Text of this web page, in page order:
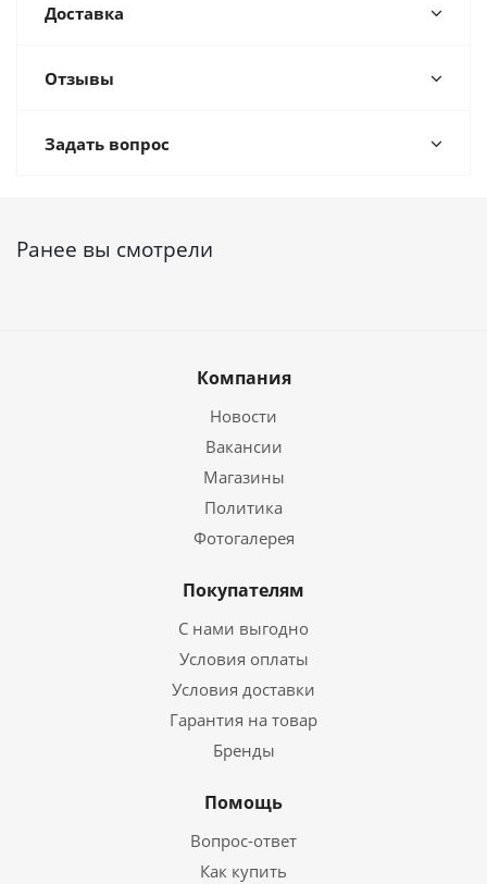
Доставка
Отзывы
Задать вопрос
Ранее вы смотрели
Компания
Новости
Вакансии
Магазины
Политика
Фотогалерея
Покупателям
С нами выгодно
Условия оплаты
Условия доставки
Гарантия на товар
Бренды
Помощь
Вопрос-ответ
Как купить